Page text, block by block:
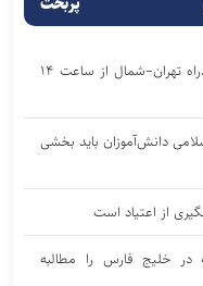
انسداد مسیر جنوب به شمال چالوس و آزادراه تهران–شمال از ساعت ۱۴
دانش‌آموزان باید بخشی
از اعتیاد است
خلیج فارس را مطالبه‌